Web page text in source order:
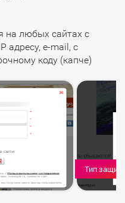
на любых сайтах с
адресу, e-mail, с
коду (капче)
Тип